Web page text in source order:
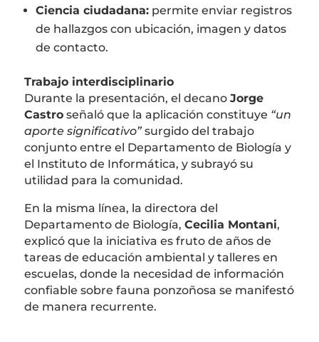
Ciencia ciudadana:permite enviar registros
de hallazgos con ubicación, imagen y datos
de contacto.
Trabajo interdisciplinario
Durante la presentación, el decano Jorge
Castroseñaló que la aplicación constituye “un
aporte significativo”surgido del trabajo
conjunto entre el Departamento de Biología y
el Instituto de Informática, y subrayó su
utilidad para la comunidad.
En la misma línea, la directora del
Departamento de Biología, Cecilia Montani,
explicó que la iniciativa es fruto de años de
tareas de educación ambiental y talleres en
escuelas, donde la necesidad de información
confiable sobre fauna ponzoñosa se manifestó
de manera recurrente.